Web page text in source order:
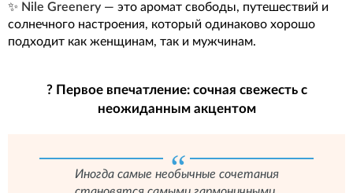
✨ Nile Greenery — это аромат свободы, путешествий и
солнечного настроения, который одинаково хорошо
подходит как женщинам, так и мужчинам.
? Первое впечатление: сочная свежесть с
неожиданным акцентом
Иногда самые необычные сочетания